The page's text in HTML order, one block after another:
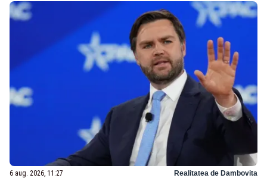
6 aug. 2026, 11:27 Realitatea de Dambovita